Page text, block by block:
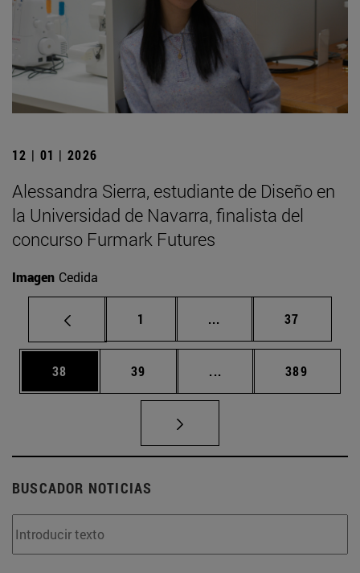
12 | 01 | 2026
Alessandra Sierra, estudiante de Diseño en
la Universidad de Navarra, finalista del
concurso Furmark Futures
Imagen Cedida
Página
1 ... Páginas intermedias
Página
37
Página
38 Página
39 ... Páginas intermedias
Página
389
BUSCADOR NOTICIAS